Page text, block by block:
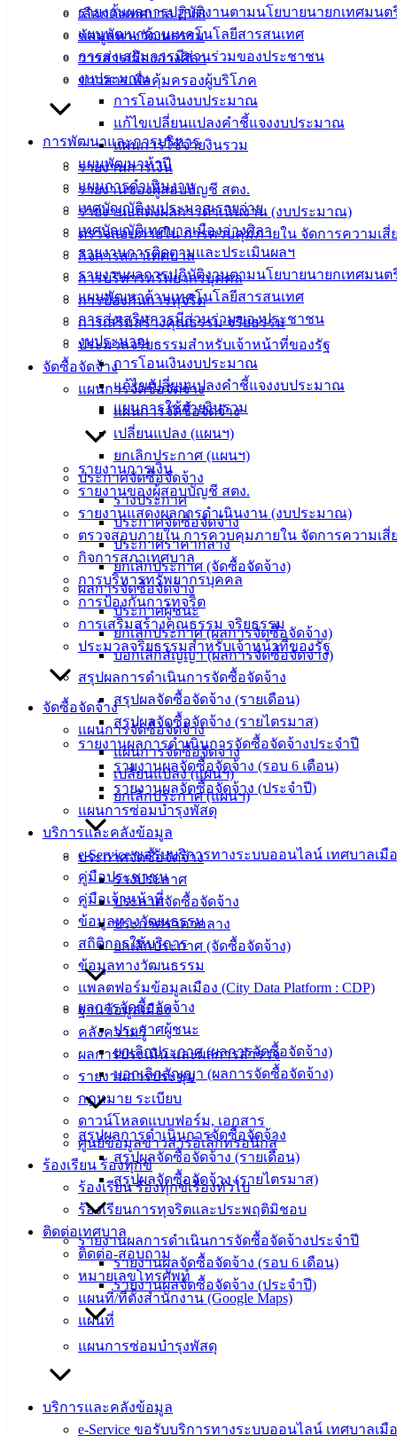
รายงานผลการปฏิบัติงานตามนโยบายนายกเทศมนต
แผนพัฒนาด้านเทคโนโลยีสารสนเทศ
การส่งเสริมการมีส่วนร่วมของประชาชน
งบประมาณ
การโอนเงินงบประมาณ
แก้ไขเปลี่ยนแปลงคำชี้แจงงบประมาณ
แผนการใช้จ่ายงินรวม
รายงานการเงิน
รายงานของผู้สอบบัญชี สตง.
รายงานแสดงผลการดำเนินงาน (งบประมาณ)
ตรวจสอบภายใน การควบคุมภายใน จัดการความเสี่
กิจการสภาเทศบาล
การบริหารทรัพยากรบุคคล
การป้องกันการทุจริต
การเสริมสร้างคุณธรรม จริยธรรม
ประมวลจริยธรรมสำหรับเจ้าหน้าที่ของรัฐ
จัดซื้อจัดจ้าง
แผนการจัดซื้อจัดจ้าง
แผนการจัดซื้อจัดจ้าง
เปลี่ยนแปลง (แผนฯ)
ยกเลิกประกาศ (แผนฯ)
ประกาศจัดซื้อจัดจ้าง
ร่างประกาศ
ประกาศจัดซื้อจัดจ้าง
ประกาศราคากลาง
ยกเลิกประกาศ (จัดซื้อจัดจ้าง)
ผลการจัดซื้อจัดจ้าง
ประกาศผู้ชนะ
ยกเลิกประกาศ (ผลการจัดซื้อจัดจ้าง)
บอกเลิกสัญญา (ผลการจัดซื้อจัดจ้าง)
สรุปผลการดำเนินการจัดซื้อจัดจ้าง
สรุปผลจัดซื้อจัดจ้าง (รายเดือน)
สรุปผลจัดซื้อจัดจ้าง (รายไตรมาส)
รายงานผลการดำเนินการจัดซื้อจัดจ้างประจำปี
รายงานผลจัดซื้อจัดจ้าง (รอบ 6 เดือน)
รายงานผลจัดซื้อจัดจ้าง (ประจำปี)
แผนการซ่อมบำรุงพัสดุ
บริการและคลังข้อมูล
e-Service ขอรับบริการทางระบบออนไลน์ เทศบาลเมื
คู่มือประชาชน
คู่มือเจ้าหน้าที่
ข้อมูลทางวัฒนธรรม
สถิติการให้บริการ
ข้อมูลทางวัฒนธรรม
แพลตฟอร์มข้อมูลเมือง (City Data Platform : CDP)
ฐานข้อมูลเมือง
คลังความรู้
ผลการประเมิน และผลการสำรวจ
รายงานการประชุม
กฎหมาย ระเบียบ
ดาวน์โหลดแบบฟอร์ม, เอกสาร
ศูนย์ข้อมูลข่าวสารอิเล็กทรอนิกส์
ร้องเรียน ร้องทุกข์
ร้องเรียน ร้องทุกข์เรื่องทั่วไป
ร้องเรียนการทุจริตและประพฤติมิชอบ
ติดต่อเทศบาล
ติดต่อ-สอบถาม
หมายเลขโทรศัพท์
แผนที่/ที่ตั้งสำนักงาน (Google Maps)
แผนที่
เลือกตั้งเทศบาล 2568
ข้อมูลทางวัฒนธรรม
วารสารเมืองอ่างศิลา
ข่าวสารเพื่อคุ้มครองผู้บริโภค
การพัฒนาและการบริหาร
แผนพัฒนาห้าปี
แผนการดำเนินงาน
เทศบัญญัติงบประมาณรายจ่าย
เทศบัญญัติเทศบาลเมืองอ่างศิลา
รายงานการติดตามและประเมินผลฯ
รายงานผลการปฏิบัติงานตามนโยบายนายกเทศมนต
แผนพัฒนาด้านเทคโนโลยีสารสนเทศ
การส่งเสริมการมีส่วนร่วมของประชาชน
งบประมาณ
การโอนเงินงบประมาณ
แก้ไขเปลี่ยนแปลงคำชี้แจงงบประมาณ
แผนการใช้จ่ายงินรวม
รายงานการเงิน
รายงานของผู้สอบบัญชี สตง.
รายงานแสดงผลการดำเนินงาน (งบประมาณ)
ตรวจสอบภายใน การควบคุมภายใน จัดการความเสี่
กิจการสภาเทศบาล
การบริหารทรัพยากรบุคคล
การป้องกันการทุจริต
การเสริมสร้างคุณธรรม จริยธรรม
ประมวลจริยธรรมสำหรับเจ้าหน้าที่ของรัฐ
จัดซื้อจัดจ้าง
แผนการจัดซื้อจัดจ้าง
แผนการจัดซื้อจัดจ้าง
เปลี่ยนแปลง (แผนฯ)
ยกเลิกประกาศ (แผนฯ)
ประกาศจัดซื้อจัดจ้าง
ร่างประกาศ
ประกาศจัดซื้อจัดจ้าง
ประกาศราคากลาง
ยกเลิกประกาศ (จัดซื้อจัดจ้าง)
ผลการจัดซื้อจัดจ้าง
ประกาศผู้ชนะ
ยกเลิกประกาศ (ผลการจัดซื้อจัดจ้าง)
บอกเลิกสัญญา (ผลการจัดซื้อจัดจ้าง)
สรุปผลการดำเนินการจัดซื้อจัดจ้าง
สรุปผลจัดซื้อจัดจ้าง (รายเดือน)
สรุปผลจัดซื้อจัดจ้าง (รายไตรมาส)
รายงานผลการดำเนินการจัดซื้อจัดจ้างประจำปี
รายงานผลจัดซื้อจัดจ้าง (รอบ 6 เดือน)
รายงานผลจัดซื้อจัดจ้าง (ประจำปี)
แผนการซ่อมบำรุงพัสดุ
บริการและคลังข้อมูล
e-Service ขอรับบริการทางระบบออนไลน์ เทศบาลเมื
เทศบาล
เมืองอ่าง
สำนักงาน
เทศบาลเมือง
อ่างศิลา 90/338
ม.3 ต.เสม็ด
อ.เมือง จ.ชลบุรี
038-
142-100-104
บริการ
ประชาชน
ดาวน์โหลด
แบบ
ฟอร์ม,
เอกสาร
คู่มือ
สำหรับ
ประชาชน/
งาน
ข่าวสาร
น่ารู้
ศุนย์
ข้อมูล
ข่าวสาร
อิเล็กทรอนิกส์
องค์
ความรู้
(Knowledge
Management)
เทศบาล
สายตรง
นายก
ประวัติ
เทศบาล
ผู้บริหาร
และ
หัวหน้า
ส่วน
ราชการ
สภา
สงวนลิขสิทธิ์ © 2563 เทศบาลเมืองอ่างศิลา จังหวัดชลบุรี |
angsilacity.go.th | Powered by Buuscript